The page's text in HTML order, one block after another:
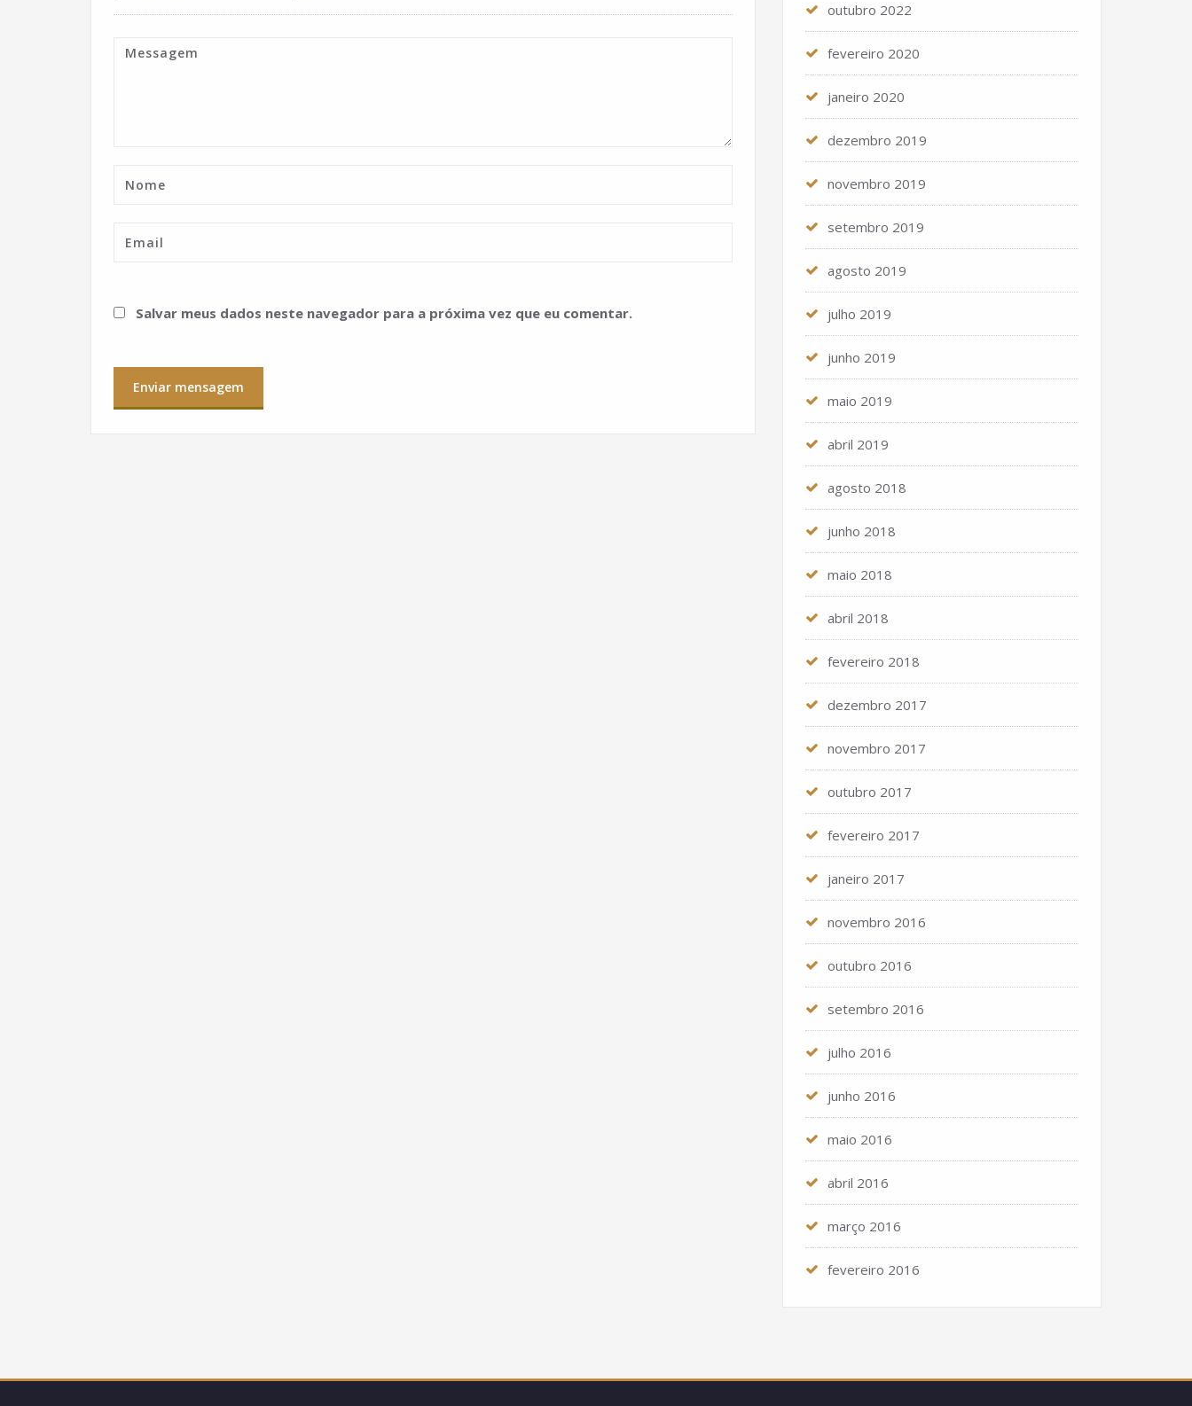
Salvar meus dados neste navegador para a próxima vez que eu comentar.
outubro 2022
fevereiro 2020
janeiro 2020
dezembro 2019
novembro 2019
setembro 2019
agosto 2019
julho 2019
junho 2019
maio 2019
abril 2019
agosto 2018
junho 2018
maio 2018
abril 2018
fevereiro 2018
dezembro 2017
novembro 2017
outubro 2017
fevereiro 2017
janeiro 2017
novembro 2016
outubro 2016
setembro 2016
julho 2016
junho 2016
maio 2016
abril 2016
março 2016
fevereiro 2016